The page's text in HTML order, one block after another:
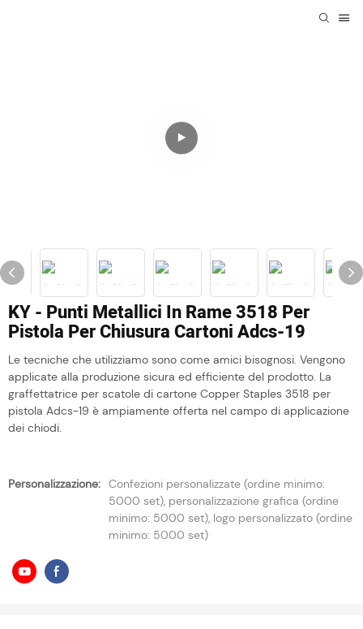
KY - Punti Metallici In Rame 3518 Per
Pistola Per Chiusura Cartoni Adcs-19
Le tecniche che utilizziamo sono come amici bisognosi. Vengono
applicate alla produzione sicura ed efficiente del prodotto. La
graffettatrice per scatole di cartone Copper Staples 3518 per
pistola Adcs-19 è ampiamente offerta nel campo di applicazione
dei chiodi.
Personalizzazione: Confezioni personalizzate (ordine minimo:
5000 set), personalizzazione grafica (ordine
minimo: 5000 set), logo personalizzato (ordine
minimo: 5000 set)